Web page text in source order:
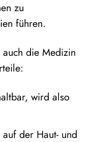
zu
führen.
die Medizin
wird also
der Haut- und